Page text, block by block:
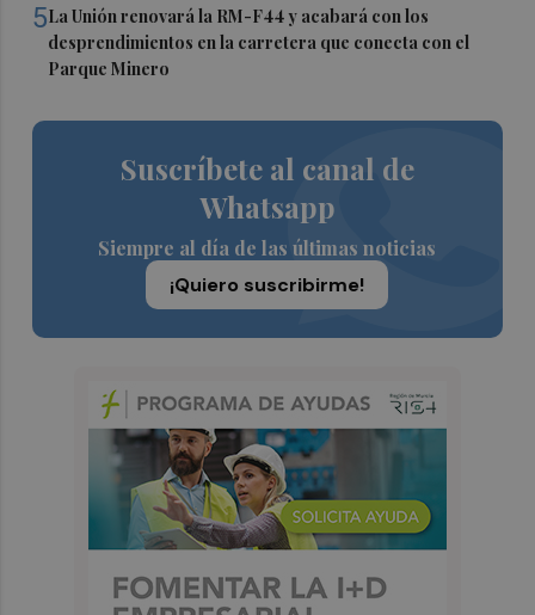
5La Unión renovará la RM-F44 y acabará con los
desprendimientos en la carretera que conecta con el
Parque Minero
Suscríbete al canal de
Whatsapp
Siempre al día de las últimas noticias
¡Quiero suscribirme!